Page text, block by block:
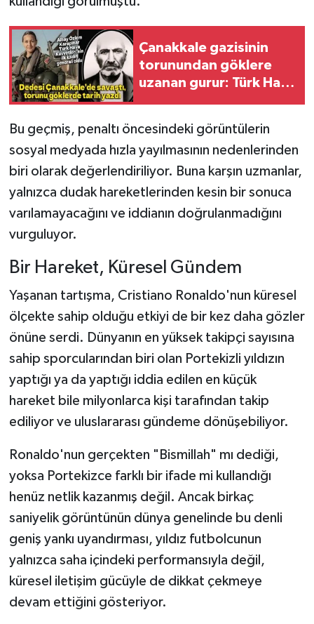
Çanakkale gazisinin
torunundan göklere
uzanan gurur: Türk Hava
Bu geçmiş, penaltı öncesindeki görüntülerin
sosyal medyada hızla yayılmasının nedenlerinden
biri olarak değerlendiriliyor. Buna karşın uzmanlar,
yalnızca dudak hareketlerinden kesin bir sonuca
varılamayacağını ve iddianın doğrulanmadığını
vurguluyor.
Bir Hareket, Küresel Gündem
Yaşanan tartışma, Cristiano Ronaldo'nun küresel
ölçekte sahip olduğu etkiyi de bir kez daha gözler
önüne serdi. Dünyanın en yüksek takipçi sayısına
sahip sporcularından biri olan Portekizli yıldızın
yaptığı ya da yaptığı iddia edilen en küçük
hareket bile milyonlarca kişi tarafından takip
ediliyor ve uluslararası gündeme dönüşebiliyor.
Ronaldo'nun gerçekten "Bismillah" mı dediği,
yoksa Portekizce farklı bir ifade mi kullandığı
henüz netlik kazanmış değil. Ancak birkaç
saniyelik görüntünün dünya genelinde bu denli
geniş yankı uyandırması, yıldız futbolcunun
yalnızca saha içindeki performansıyla değil,
küresel iletişim gücüyle de dikkat çekmeye
devam ettiğini gösteriyor.